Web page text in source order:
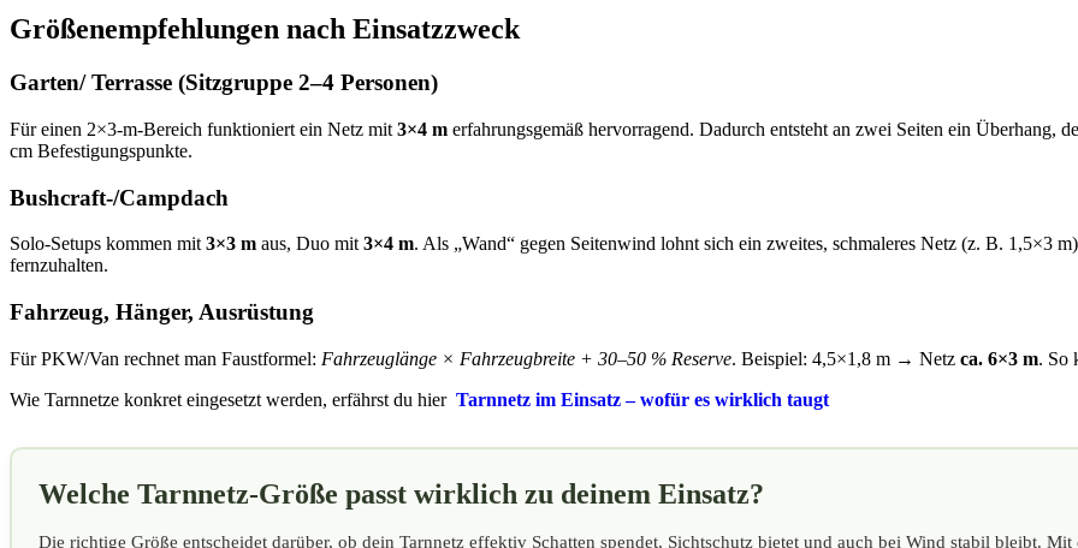
Größenempfehlungen nach Einsatzzweck
Garten/ Terrasse (Sitzgruppe 2–4 Personen)
Für einen 2×3-m-Bereich funktioniert ein Netz mit 3×4 m erfahrungsgemäß hervorragend. Dadurch entsteht an zwei Seiten ein Überhang,
cm Befestigungspunkte.
Bushcraft-/Campdach
Solo-Setups kommen mit3×3 m aus, Duo mit3×4 m. Als „Wand“ gegen Seitenwind lohnt sich ein zweites, schmaleres Netz (z. B. 1,5×3
fernzuhalten.
Fahrzeug, Hänger, Ausrüstung
Für PKW/Van rechnet man Faustformel: Fahrzeuglänge × Fahrzeugbreite + 30–50 % Reserve. Beispiel: 4,5×1,8 m → Netz ca. 6×3 m. So
Wie Tarnnetze konkret eingesetzt werden, erfährst du hier Tarnnetz im Einsatz – wofür es wirklich taugt
Welche Tarnnetz-Größe passt wirklich zu deinem Einsatz?
Die richtige Größe entscheidet darüber, ob dein Tarnnetz effektiv Schatten spendet, Sichtschutz bietet und auch bei Wind stabil bleibt.